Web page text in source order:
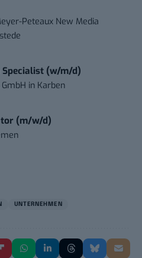
Peteaux New Media
Specialist (w/m/d)
in Karben
(m/w/d)
UNTERNEHMEN